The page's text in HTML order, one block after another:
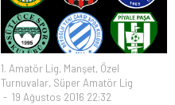
1. Amatör Lig, Manşet, Özel
Turnuvalar, Süper Amatör Lig
19 Ağustos 2016 22:32